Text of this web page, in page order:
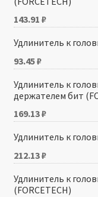
143.91 ₽
Удлинитель к
93.45₽
Удлинитель к
держателем бит
169.13₽
Удлинитель к
212.13₽
Удлинитель к
(FORCETECH)